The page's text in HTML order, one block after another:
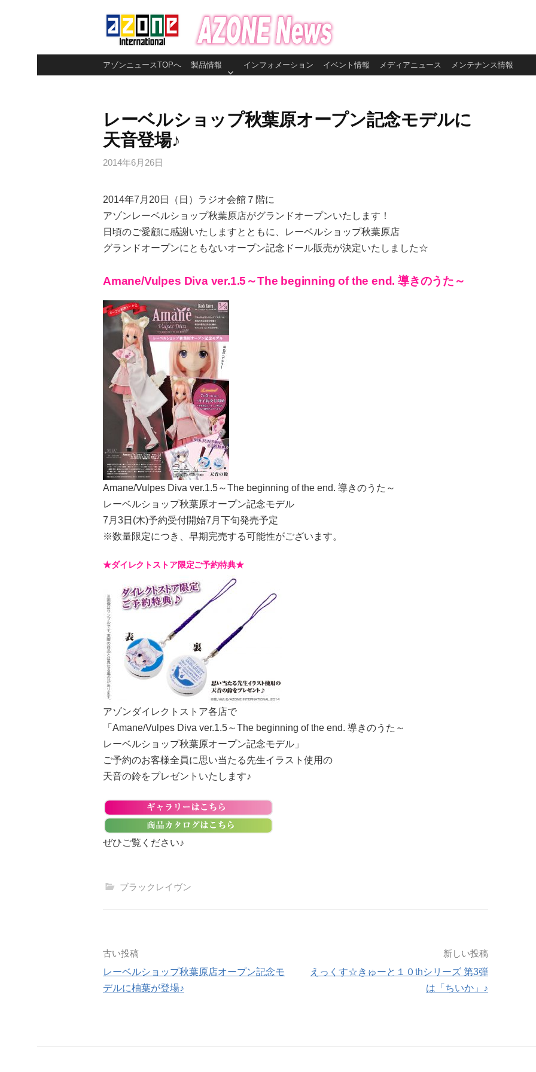
ン
アゾンニュースTOPへ 製品情報 インフォメーション イベント情報 メディアニュース メンテナンス情報
レーベルショップ秋葉原オープン記念モデルに
天音登場♪
2014年6月26日
2014年7月20日（日）ラジオ会館７階に
アゾンレーベルショップ秋葉原店がグランドオープンいたします！
日頃のご愛顧に感謝いたしますとともに、レーベルショップ秋葉原店
グランドオープンにともないオープン記念ドール販売が決定いたしました☆
Amane/Vulpes Diva ver.1.5～The beginning of the end. 導きのうた～
Amane/Vulpes Diva ver.1.5～The beginning of the end. 導きのうた～
レーベルショップ秋葉原オープン記念モデル
7月3日(木)予約受付開始7月下旬発売予定
※数量限定につき、早期完売する可能性がございます。
★ダイレクトストア限定ご予約特典★
アゾンダイレクトストア各店で
「Amane/Vulpes Diva ver.1.5～The beginning of the end. 導きのうた～
レーベルショップ秋葉原オープン記念モデル」
ご予約のお客様全員に思い当たる先生イラスト使用の
天音の鈴をプレゼントいたします♪
ぜひご覧ください♪
ブラックレイヴン
投
稿
古い投稿
レーベルショップ秋葉原店オープン記念モ
デルに柚葉が登場♪
新しい投稿
えっくす☆きゅーと１０thシリーズ 第3弾
は「ちいか」♪